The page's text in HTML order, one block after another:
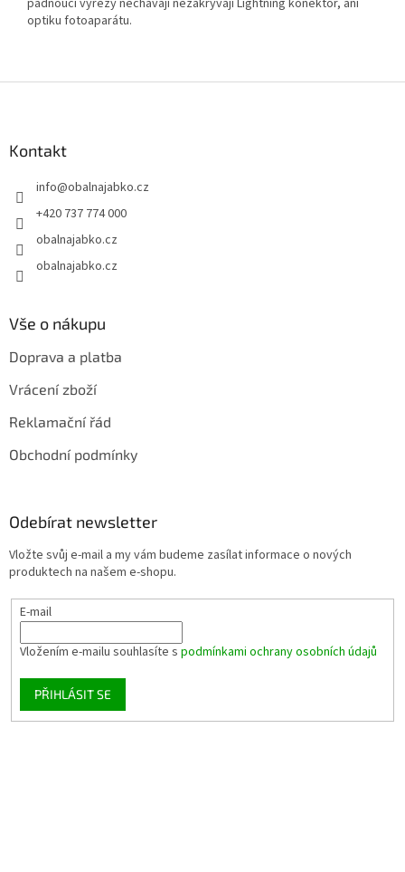
padnoucí výřezy nechávají nezakrývají Lightning konektor, ani
optiku fotoaparátu.
Kontakt
info@obalnajabko.cz
+420 737 774 000
obalnajabko.cz
obalnajabko.cz
Vše o nákupu
Doprava a platba
Vrácení zboží
Reklamační řád
Obchodní podmínky
Odebírat newsletter
Vložte svůj e-mail a my vám budeme zasílat informace o nových
produktech na našem e-shopu.
E-mail
Vložením e-mailu souhlasíte s podmínkami ochrany osobních údajů
PŘIHLÁSIT SE